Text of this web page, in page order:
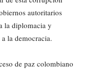
autoritarios
la diplomacia y
la democracia.
de paz colombiano